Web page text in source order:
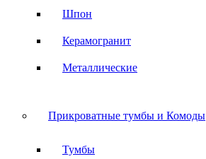
Шпон
Керамогранит
Металлические
Прикроватные тумбы и Комоды
Тумбы